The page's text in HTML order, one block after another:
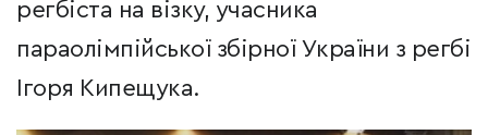
регбіста на візку, учасника
параолімпійської збірної України з регбі
Ігоря Кипещука.